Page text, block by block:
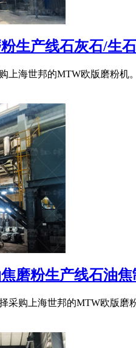
生产线石灰石/生
上海世邦的MTW欧版磨粉
磨粉生产线石油
采购上海世邦的MTW欧版